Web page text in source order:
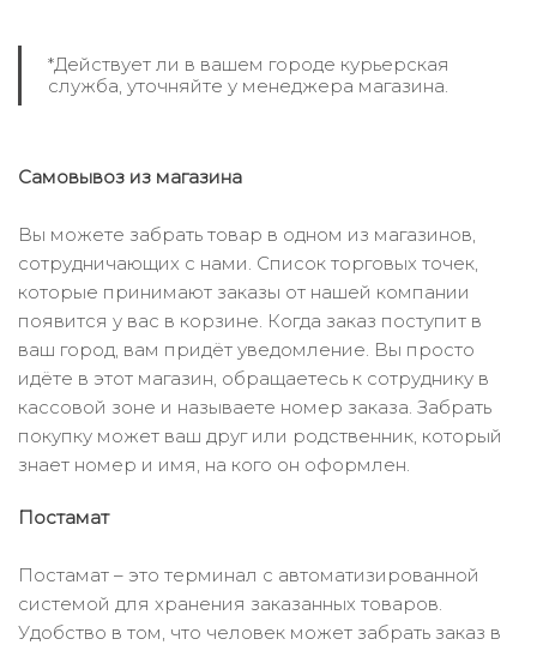
*Действует ли в вашем городе курьерская
служба, уточняйте у менеджера магазина.
Самовывоз из магазина
Вы можете забрать товар в одном из магазинов,
сотрудничающих с нами. Список торговых точек,
которые принимают заказы от нашей компании
появится у вас в корзине. Когда заказ поступит в
ваш город, вам придёт уведомление. Вы просто
идёте в этот магазин, обращаетесь к сотруднику в
кассовой зоне и называете номер заказа. Забрать
покупку может ваш друг или родственник, который
знает номер и имя, на кого он оформлен.
Постамат
Постамат – это терминал с автоматизированной
системой для хранения заказанных товаров.
Удобство в том, что человек может забрать заказ в